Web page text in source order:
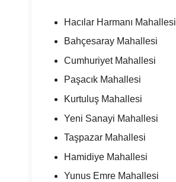
Hacılar Harmanı Mahallesi
Bahçesaray Mahallesi
Cumhuriyet Mahallesi
Paşacık Mahallesi
Kurtuluş Mahallesi
Yeni Sanayi Mahallesi
Taşpazar Mahallesi
Hamidiye Mahallesi
Yunus Emre Mahallesi